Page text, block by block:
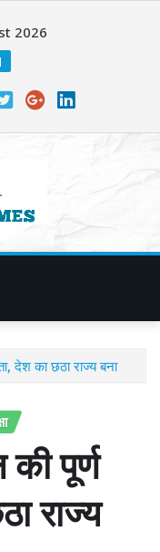
2026
देश का छठा राज्य बना
पूर्ण
राज्य